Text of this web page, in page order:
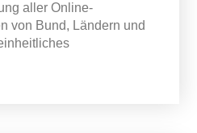
aller Online-
von Bund, Ländern und